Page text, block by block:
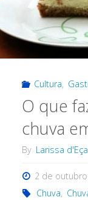
Cultura,
O que
chuva
By Larissa d'Eça
2 de
Chuva,